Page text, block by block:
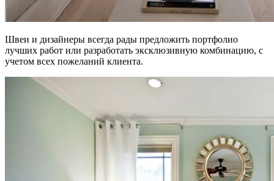
Швеи и дизайнеры всегда рады предложить портфолио
лучших работ или разработать эксклюзивную комбинацию, с
учетом всех пожеланий клиента.